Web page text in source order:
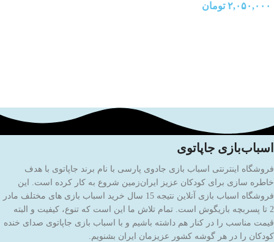
۲,۰۵۰,۰۰۰ تومان
اسباب‌بازی جاپاتوی
فروشگاه اینترنتی اسباب بازی جادوی پارسی با نام برند جاپاتوی با هدف
خاطره سازی برای کودکان عزیز ایران‌زمین شروع به کار کرده است. این
فروشگاه اسباب بازی آنلاین نتیجه 15 سال خرید اسباب بازی های مختلف مادر
2 تا پسربچه بازیگوش است. تمام تلاش ما این است که تنوع، کیفیت و البته
قیمت مناسب را در کنار هم داشته باشیم و با اسباب بازی جاپاتوی صدای خنده
کودکان را در هر گوشه کشور عزیزمان ایران بشنویم.